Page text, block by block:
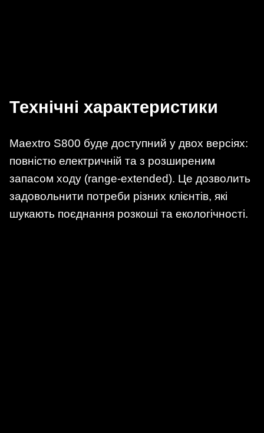
Технічні характеристики
Maextro S800 буде доступний у двох версіях:
повністю електричній та з розширеним
запасом ходу (range-extended). Це дозволить
задовольнити потреби різних клієнтів, які
шукають поєднання розкоші та екологічності.